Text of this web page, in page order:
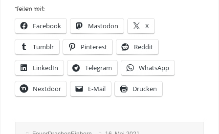
Teilen mit:
Facebook Mastodon X
Tumblr Pinterest Reddit
LinkedIn Telegram WhatsApp
Nextdoor E-Mail Drucken